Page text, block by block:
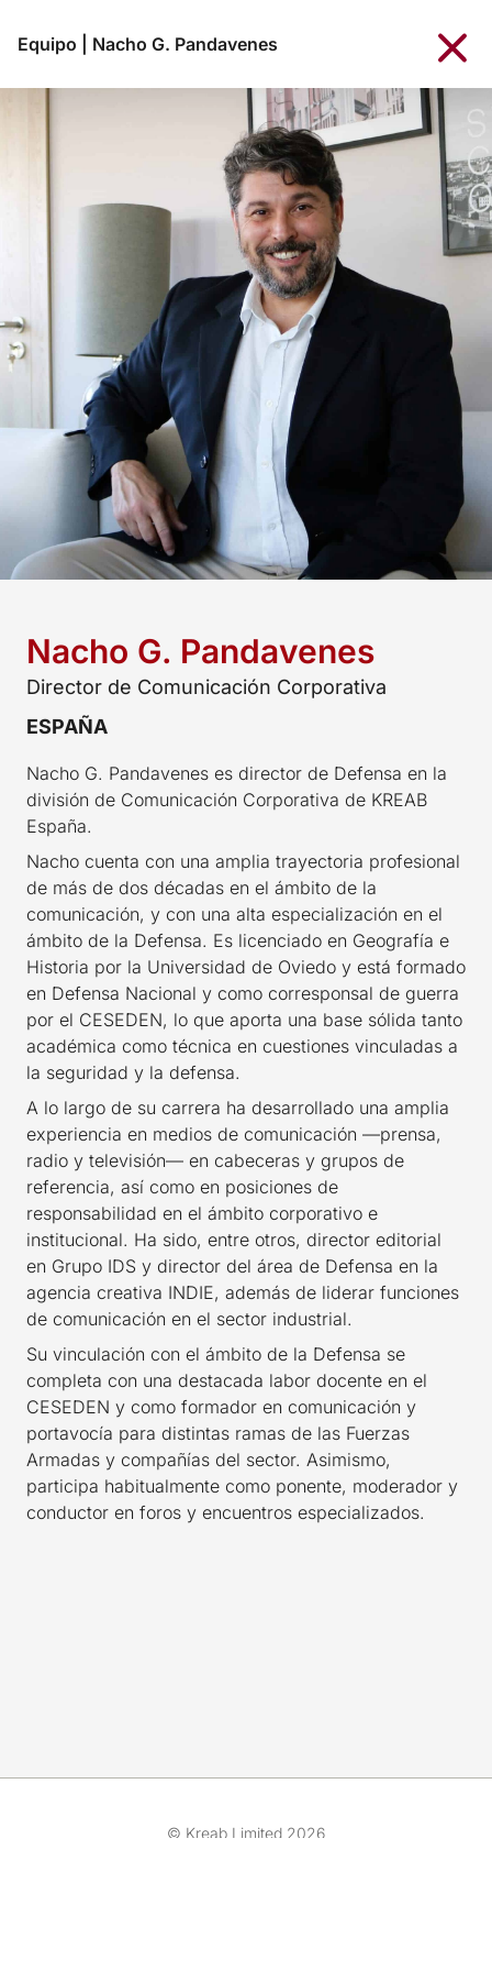
Equipo Nacho G. Pandavenes
Nacho G. Pandavenes
Director de Comunicación Corporativa
ESPAÑA
Nacho G. Pandavenes es director de Defensa en la
división de Comunicación Corporativa de KREAB
España.
Nacho cuenta con una amplia trayectoria profesional
de más de dos décadas en el ámbito de la
comunicación, y con una alta especialización en el
ámbito de la Defensa. Es licenciado en Geografía e
Historia por la Universidad de Oviedo y está formado
en Defensa Nacional y como corresponsal de guerra
por el CESEDEN, lo que aporta una base sólida tanto
académica como técnica en cuestiones vinculadas a
la seguridad y la defensa.
A lo largo de su carrera ha desarrollado una amplia
experiencia en medios de comunicación —prensa,
radio y televisión— en cabeceras y grupos de
referencia, así como en posiciones de
responsabilidad en el ámbito corporativo e
institucional. Ha sido, entre otros, director editorial
en Grupo IDS y director del área de Defensa en la
agencia creativa INDIE, además de liderar funciones
de comunicación en el sector industrial.
Su vinculación con el ámbito de la Defensa se
completa con una destacada labor docente en el
CESEDEN y como formador en comunicación y
portavocía para distintas ramas de las Fuerzas
Armadas y compañías del sector. Asimismo,
participa habitualmente como ponente, moderador y
conductor en foros y encuentros especializados.
© Kreab Limited 2026